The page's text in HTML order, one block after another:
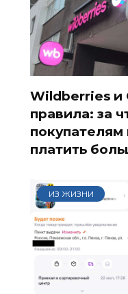
Wildberries и
правила: за
покупателям
платить
ИЗ ЖИЗНИ